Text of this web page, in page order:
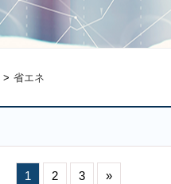
省エネ
1 2 3 »